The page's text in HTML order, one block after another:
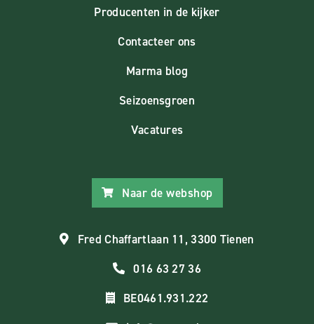
Producenten in de kijker
Contacteer ons
Marma blog
Seizoensgroen
Vacatures
Naar de webshop
Fred Chaffartlaan 11, 3300 Tienen
016 63 27 36
BE0461.931.222